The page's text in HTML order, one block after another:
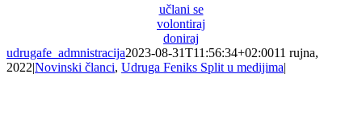
učlani se
volontiraj
doniraj
udrugafe_admnistracija2023-08-31T11:56:34+02:0011 rujna,
2022|Novinski članci, Udruga Feniks Split u medijima|